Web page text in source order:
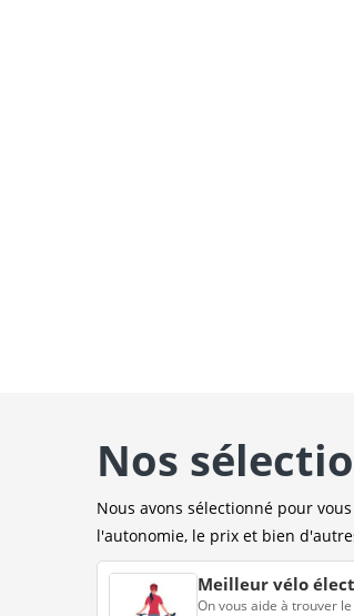
Nos
Nous avons sélectionné pour
l'autonomie, le prix et bien
Meilleur vélo
On vous aide à trouver